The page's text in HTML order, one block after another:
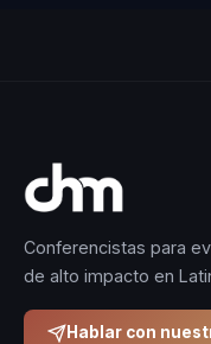
Conferencistas para
de alto impacto en
Hablar con